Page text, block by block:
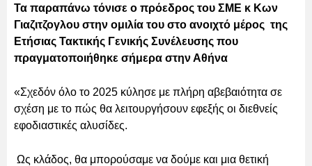
Τα παραπάνω τόνισε ο πρόεδρος του ΣΜΕ κ Κων
Γιαζιτζογλου στην ομιλία του στο ανοιχτό μέρος της
Ετήσιας Τακτικής Γενικής Συνέλευσης που
πραγματοποιήθηκε σήμερα στην Αθήνα
«Σχεδόν όλο το 2025 κύλησε με πλήρη αβεβαιότητα σε
σχέση με το πώς θα λειτουργήσουν εφεξής οι διεθνείς
εφοδιαστικές αλυσίδες.
Ως κλάδος, θα μπορούσαμε να δούμε και μια θετική